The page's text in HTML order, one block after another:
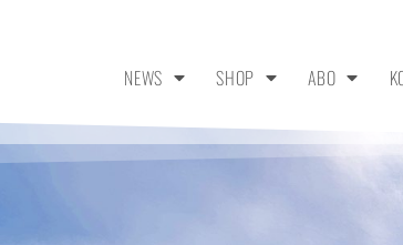
NEWS SHOP ABO